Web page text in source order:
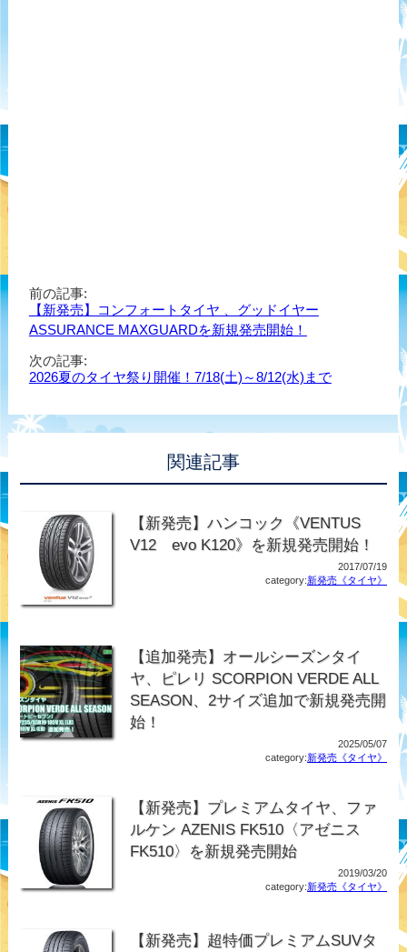
前の記事:
【新発売】コンフォートタイヤ 、グッドイヤー
ASSURANCE MAXGUARDを新規発売開始！
次の記事:
2026夏のタイヤ祭り開催！7/18(土)～8/12(水)まで
関連記事
【新発売】ハンコック《VENTUS
V12 evo K120》を新規発売開始！
2017/07/19
category:新発売《タイヤ》
【追加発売】オールシーズンタイ
ヤ、ピレリ SCORPION VERDE ALL
SEASON、2サイズ追加で新規発売開
始！
2025/05/07
category:新発売《タイヤ》
【新発売】プレミアムタイヤ、ファ
ルケン AZENIS FK510〈アゼニス
FK510〉を新規発売開始
2019/03/20
category:新発売《タイヤ》
【新発売】超特価プレミアムSUVタ